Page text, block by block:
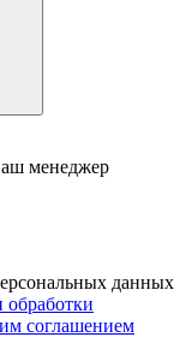
менеджер
данных
соглашением